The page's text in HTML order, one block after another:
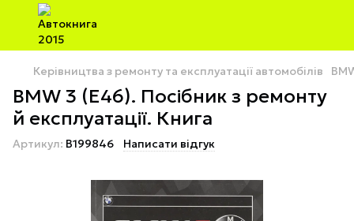
Керівництва з ремонту та експлуатації автомобілів
BMW 3 (E46). Посібник з ремонту
й експлуатації. Книга
Артикул: B199846 Написати відгук